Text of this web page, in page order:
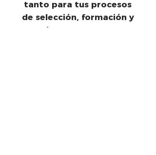
tanto para tus procesos
de selección, formación y
employee engagement.